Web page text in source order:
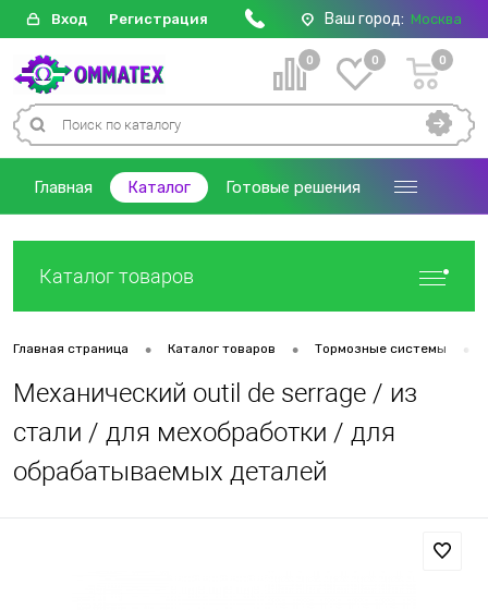
Вход Регистрация Ваш город: Москва
0 0 0
Главная Каталог Готовые решения
Каталог товаров
Главная страница • Каталог товаров • Тормозные системы •
Механический outil de serrage / из
стали / для мехобработки / для
обрабатываемых деталей